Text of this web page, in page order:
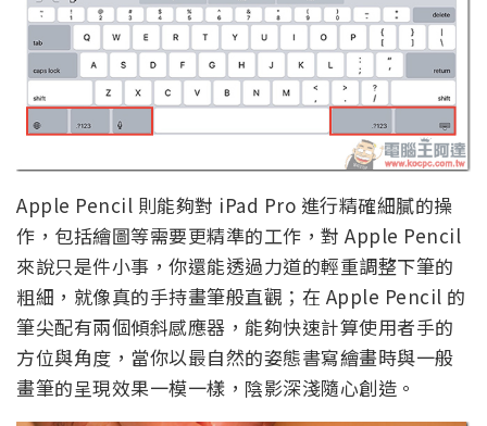
Apple Pencil 則能夠對 iPad Pro 進行精確細膩的操
作，包括繪圖等需要更精準的工作，對 Apple Pencil
來說只是件小事，你還能透過力道的輕重調整下筆的
粗細，就像真的手持畫筆般直觀；在 Apple Pencil 的
筆尖配有兩個傾斜感應器，能夠快速計算使用者手的
方位與角度，當你以最自然的姿態書寫繪畫時與一般
畫筆的呈現效果一模一樣，陰影深淺隨心創造。